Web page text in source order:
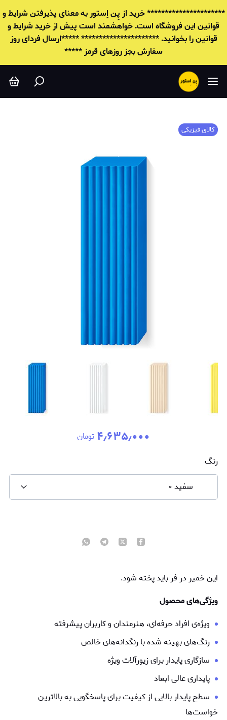
********************** خرید از پِن اِستور به معنای پذیرفتن شرایط و
قوانين این فروشگاه است. خواهشمند است پیش از خرید شرایط و
قوانين را بخوانید. ********************** *****ارسال فردای روز
سفارش بجز روزهای قرمز *****
کالای فیزیکی
۴٫۶۳۵٫۰۰۰ تومان
رنگ
سفید ۰
این خمیر در فر باید پخته شود.
ویژگی‌های محصول
ویژه‌ی افراد حرفه‌ای، هنرمندان و کاربران پیشرفته
رنگ‌های بهینه شده با رنگدانه‌های خالص
سازگاری پایدار برای زیورآلات ویژه
پایداری عالی ابعاد
سطح پایدار بالایی از کیفیت برای پاسخگویی به بالاترین
خواست‌ها